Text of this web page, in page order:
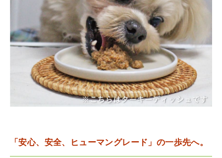
「安心、安全、ヒューマングレード」の一歩先へ。